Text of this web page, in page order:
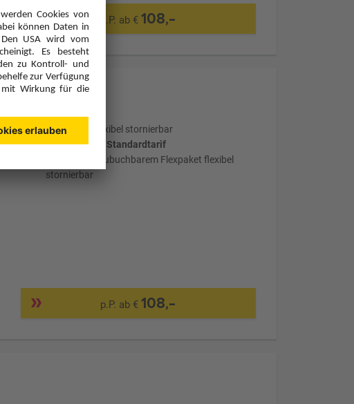
p.P. ab €108,-
Optional: Flexibel stornierbar
gewählter Tarif: Standardtarif
mit optional zubuchbarem Flexpaket flexibel
stornierbar
p.P. ab €108,-